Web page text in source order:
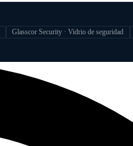
Glasscor Security · Vidrio de seguridad